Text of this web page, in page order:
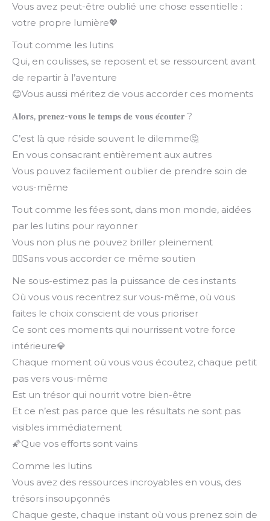
Vous avez peut-être oublié une chose essentielle :
votre propre lumière💖
Tout comme les lutins
Qui, en coulisses, se reposent et se ressourcent avant
de repartir à l’aventure
😊Vous aussi méritez de vous accorder ces moments
𝐀𝐥𝐨𝐫𝐬, 𝐩𝐫𝐞𝐧𝐞𝐳-𝐯𝐨𝐮𝐬 𝐥𝐞 𝐭𝐞𝐦𝐩𝐬 𝐝𝐞 𝐯𝐨𝐮𝐬 𝐞́𝐜𝐨𝐮𝐭𝐞𝐫 ?
C’est là que réside souvent le dilemme🤔
En vous consacrant entièrement aux autres
Vous pouvez facilement oublier de prendre soin de
vous-même
Tout comme les fées sont, dans mon monde, aidées
par les lutins pour rayonner
Vous non plus ne pouvez briller pleinement
🧙‍♂️Sans vous accorder ce même soutien
Ne sous-estimez pas la puissance de ces instants
Où vous vous recentrez sur vous-même, où vous
faites le choix conscient de vous prioriser
Ce sont ces moments qui nourrissent votre force
intérieure💎
Chaque moment où vous vous écoutez, chaque petit
pas vers vous-même
Est un trésor qui nourrit votre bien-être
Et ce n’est pas parce que les résultats ne sont pas
visibles immédiatement
🌠Que vos efforts sont vains
Comme les lutins
Vous avez des ressources incroyables en vous, des
trésors insoupçonnés
Chaque geste, chaque instant où vous prenez soin de